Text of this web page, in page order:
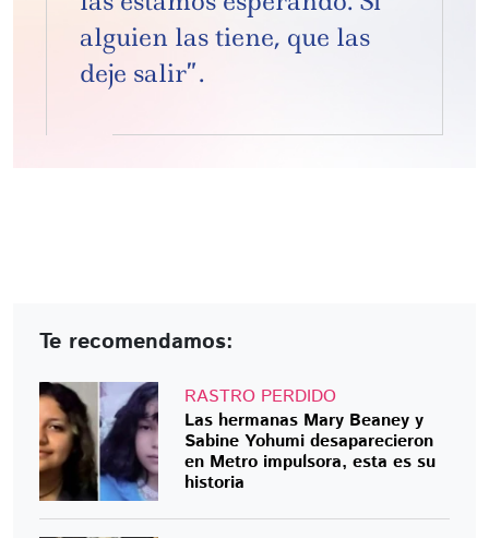
alguien las tiene, que las
deje salir”.
Te recomendamos:
RASTRO PERDIDO
Las hermanas Mary Beaney y
Sabine Yohumi desaparecieron
en Metro impulsora, esta es su
historia